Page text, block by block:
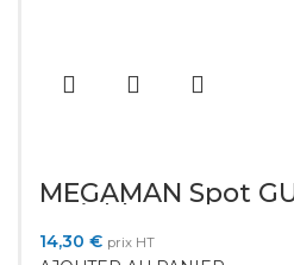
MEGAMAN Spot
variable 5%-100%
MM11177
14,30 € prix HT